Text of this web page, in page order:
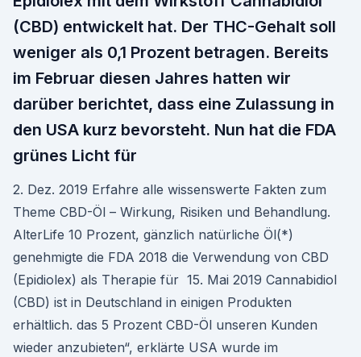
(CBD) entwickelt hat. Der THC-Gehalt soll
weniger als 0,1 Prozent betragen. Bereits
im Februar diesen Jahres hatten wir
darüber berichtet, dass eine Zulassung in
den USA kurz bevorsteht. Nun hat die FDA
grünes Licht für
2. Dez. 2019 Erfahre alle wissenswerte Fakten zum
Theme CBD-Öl – Wirkung, Risiken und Behandlung.
AlterLife 10 Prozent, gänzlich natürliche Öl(*)
genehmigte die FDA 2018 die Verwendung von CBD
(Epidiolex) als Therapie für 15. Mai 2019 Cannabidiol
(CBD) ist in Deutschland in einigen Produkten
erhältlich. das 5 Prozent CBD-Öl unseren Kunden
wieder anzubieten“, erklärte USA wurde im